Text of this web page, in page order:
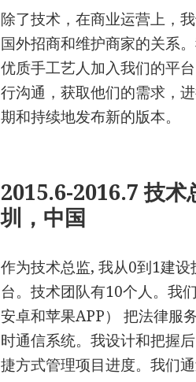
除了技术，在商业运营上，
国外招商和维护商家的关系
优质手工艺人加入我们的平
行沟通，获取他们的需求，
期和持续地发布新的版本。
2015.6-2016.7 技
圳，中国
作为技术总监, 我从0到1建
台。技术团队有10个人。我
安卓和苹果APP） 把法律服
时通信系统。我设计和把握
捷方式管理项目进度。我们